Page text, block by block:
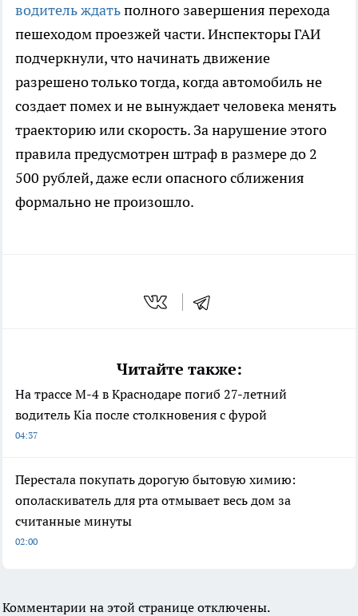
водитель ждатьполного завершения перехода
пешеходом проезжей части. Инспекторы ГАИ
подчеркнули, что начинать движение
разрешено только тогда, когда автомобиль не
создает помех и не вынуждает человека менять
траекторию или скорость. За нарушение этого
правила предусмотрен штраф в размере до 2
500 рублей, даже если опасного сближения
формально не произошло.
Читайте также:
На трассе М-4 в Краснодаре погиб 27-летний
водитель Kia после столкновения с фурой
04:37
Перестала покупать дорогую бытовую химию:
ополаскиватель для рта отмывает весь дом за
считанные минуты
02:00
Комментарии на этой странице отключены.